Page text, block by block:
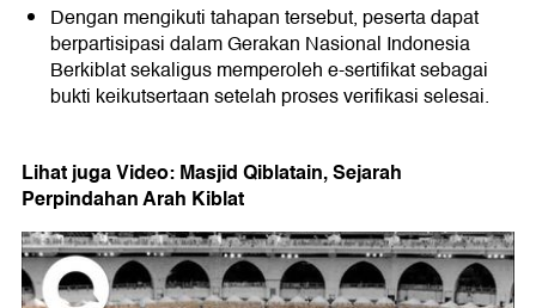
Dengan mengikuti tahapan tersebut, peserta dapat
berpartisipasi dalam Gerakan Nasional Indonesia
Berkiblat sekaligus memperoleh e-sertifikat sebagai
bukti keikutsertaan setelah proses verifikasi selesai.
Lihat juga Video: Masjid Qiblatain, Sejarah
Perpindahan Arah Kiblat